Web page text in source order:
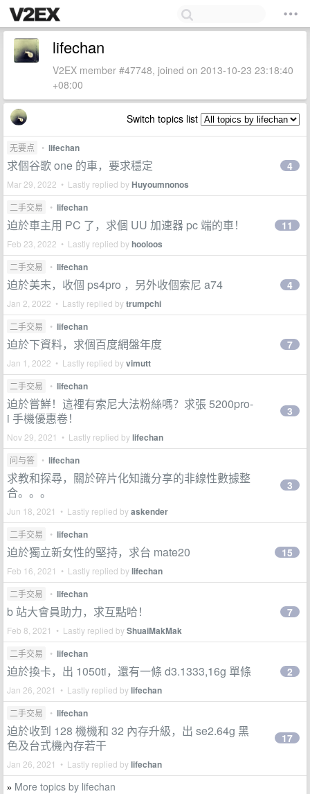
lifechan
V2EX member #47748, joined on 2013-10-23 23:18:40
+08:00
Switch topics list
无要点 • lifechan
求個谷歌 one 的車，要求穩定
Mar 29, 2022 • Lastly replied byHuyoumnonos
4
二手交易 • lifechan
迫於車主用 PC 了，求個 UU 加速器 pc 端的車！
Feb 23, 2022 • Lastly replied byhooloos
11
二手交易 • lifechan
迫於美末，收個 ps4pro ，另外收個索尼 a74
Jan 2, 2022 • Lastly replied bytrumpchi
4
二手交易 • lifechan
迫於下資料，求個百度網盤年度
Jan 1, 2022 • Lastly replied byvimutt
7
二手交易 • lifechan
迫於嘗鮮！這裡有索尼大法粉絲嗎？求張 5200pro-
i 手機優惠卷！
Nov 29, 2021 • Lastly replied bylifechan
3
问与答 • lifechan
求教和探尋，關於碎片化知識分享的非線性數據整
合。。。
Jun 18, 2021 • Lastly replied byaskender
3
二手交易 • lifechan
迫於獨立新女性的堅持，求台 mate20
Feb 16, 2021 • Lastly replied bylifechan
15
二手交易 • lifechan
b 站大會員助力，求互點哈！
Feb 8, 2021 • Lastly replied byShuaiMakMak
7
二手交易 • lifechan
迫於換卡，出 1050ti，還有一條 d3.1333,16g 單條
Jan 26, 2021 • Lastly replied bylifechan
2
二手交易 • lifechan
迫於收到 128 機機和 32 內存升級，出 se2.64g 黑
色及台式機內存若干
Jan 26, 2021 • Lastly replied bylifechan
17
» More topics by lifechan